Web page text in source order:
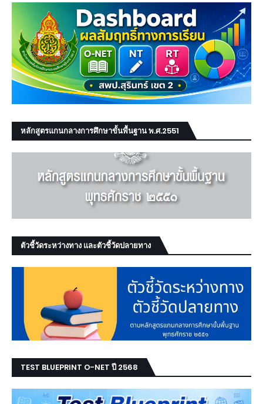
หลักสูตรแกนกลางการศึกษาขั้นพื้นฐาน พ.ศ.2551
ตัวชี้วัดระหว่างทาง และตัวชี้วัดปลายทาง
TEST BLUEPRINT O-NET ปี 2568